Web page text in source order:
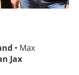
• Max
Jax